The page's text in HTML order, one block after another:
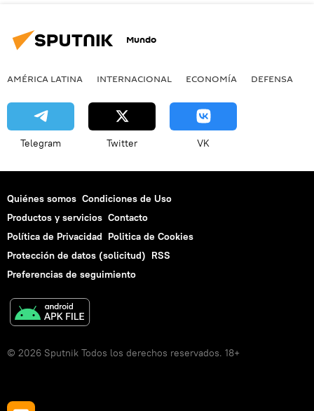
Mundo
AMÉRICA LATINA INTERNACIONAL ECONOMÍA DEFENSA
Telegram Twitter VK
Quiénes somos Condiciones de Uso
Productos y servicios Contacto
Política de Privacidad Politica de Cookies
Protección de datos (solicitud) RSS
Preferencias de seguimiento
© 2026 Sputnik Todos los derechos reservados. 18+